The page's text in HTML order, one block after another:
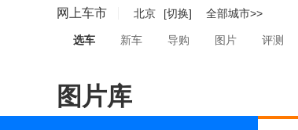
网上车市 北京 [切换] 全部城市>>
选车 新车 导购 图片 评测
图片库
风尚 (停产)(20)
陆风X2